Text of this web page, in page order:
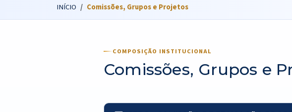
INÍCIO Comissões, Grupos e Projetos
COMPOSIÇÃO INSTITUCIONAL
Comissões, Grupos e